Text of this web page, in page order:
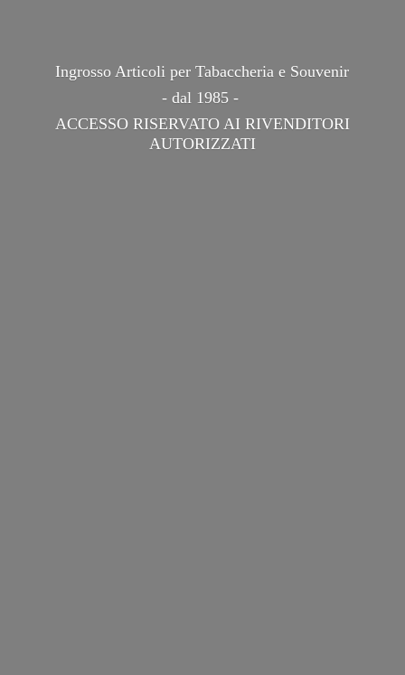
Ingrosso Articoli per Tabaccheria e Souvenir
- dal 1985 -
ACCESSO RISERVATO AI RIVENDITORI
AUTORIZZATI